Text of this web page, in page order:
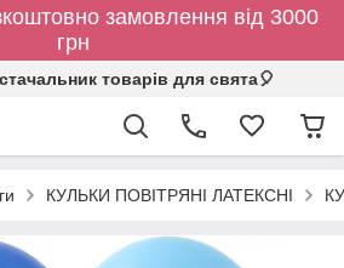
замовлення від 3000
грн
товарів для свята🎈
КУЛЬКИ ПОВІТРЯНІ ЛАТЕКСНІ